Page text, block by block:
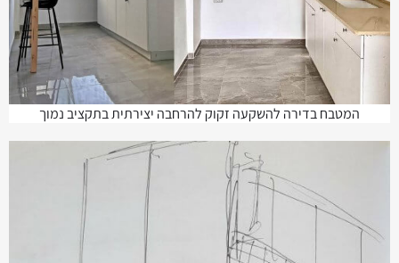
המטבח בדירה להשקעה זקוק להרחבה יצירתית בתקציב נמוך